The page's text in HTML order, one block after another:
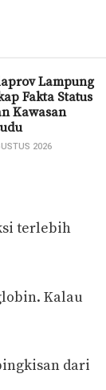
Lampung
Fakta Status
Kawasan
2026
terlebih
Kalau
dari